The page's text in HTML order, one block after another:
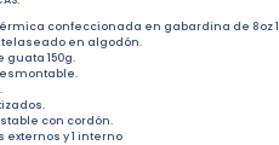
confeccionada en gabardina de 8oz
en algodón.
guata 150g.
con cordón.
externos y 1 interno